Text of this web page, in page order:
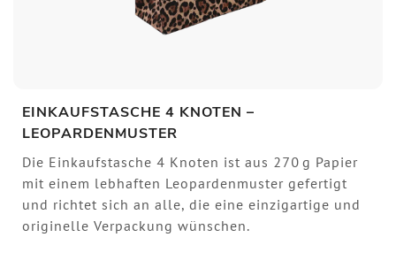
EINKAUFSTASCHE 4 KNOTEN –
LEOPARDENMUSTER
Die Einkaufstasche 4 Knoten ist aus 270 g Papier
mit einem lebhaften Leopardenmuster gefertigt
und richtet sich an alle, die eine einzigartige und
originelle Verpackung wünschen.